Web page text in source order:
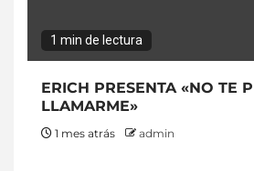
1 min de lectura
ERICH PRESENTA «NO TE
LLAMARME»
1 mes atrás admin